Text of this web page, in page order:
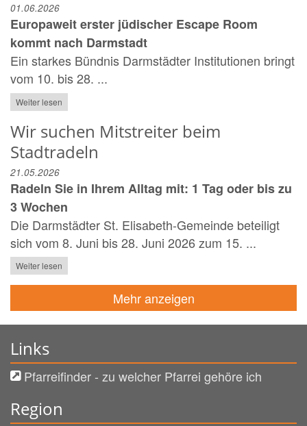
01.06.2026
Europaweit erster jüdischer Escape Room
kommt nach Darmstadt
Ein starkes Bündnis Darmstädter Institutionen bringt
vom 10. bis 28. ...
Weiter lesen
Wir suchen Mitstreiter beim
Stadtradeln
21.05.2026
Radeln Sie in Ihrem Alltag mit: 1 Tag oder bis zu
3 Wochen
Die Darmstädter St. Elisabeth-Gemeinde beteiligt
sich vom 8. Juni bis 28. Juni 2026 zum 15. ...
Weiter lesen
Mehr anzeigen
Links
Pfarreifinder - zu welcher Pfarrei gehöre ich
Region